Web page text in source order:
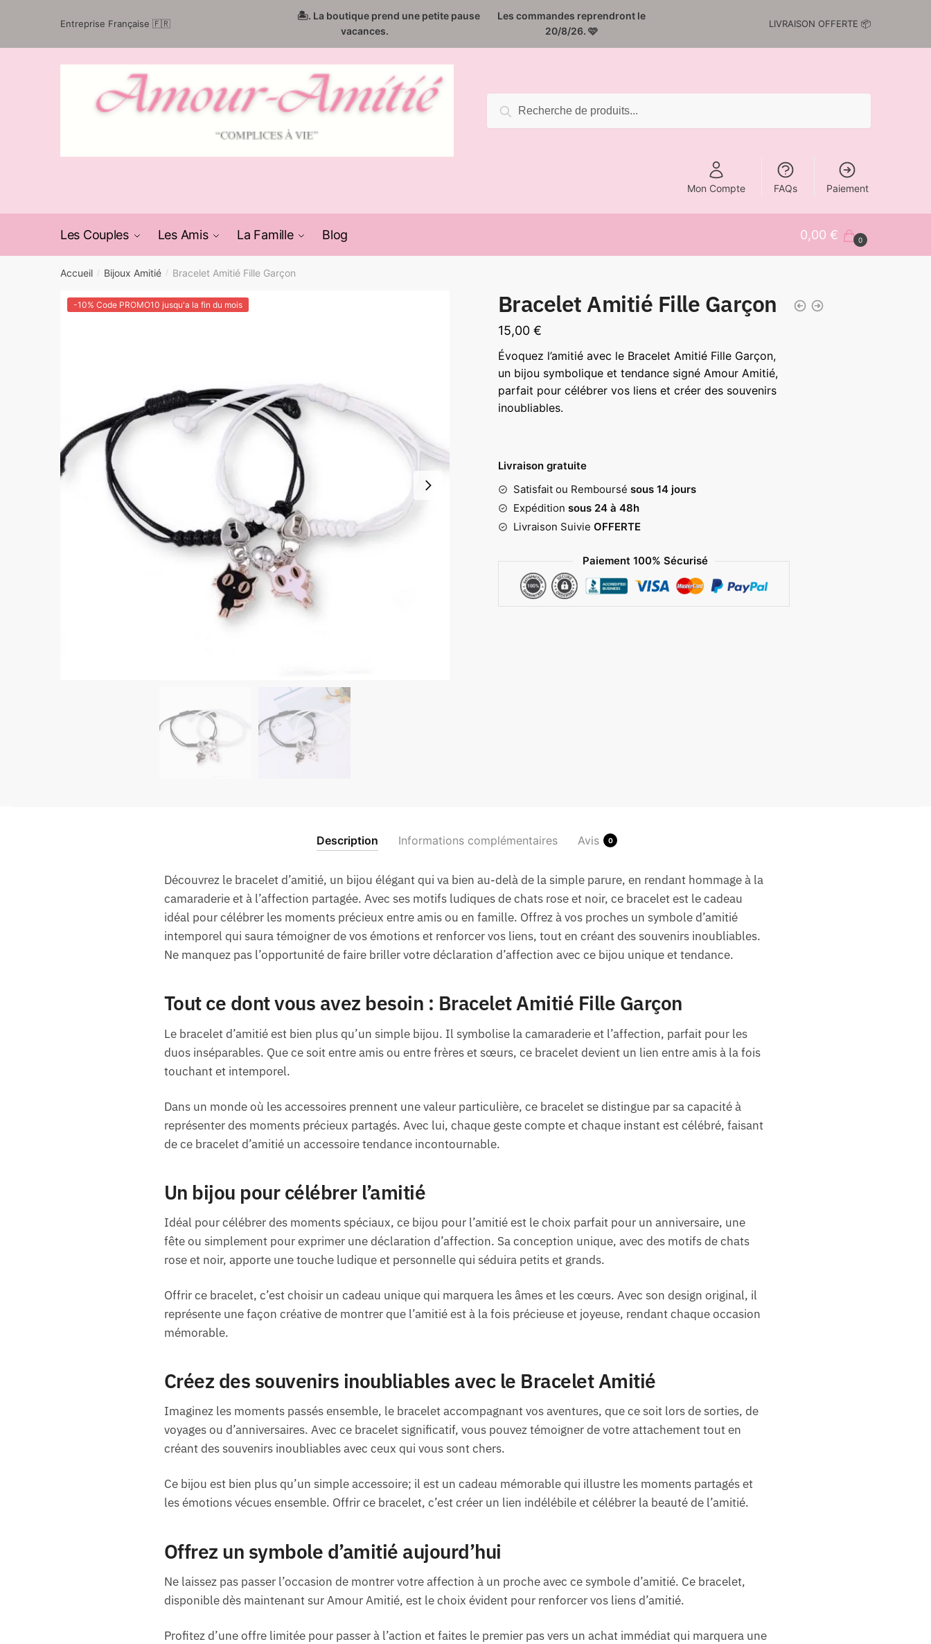
Entreprise Française 🇫🇷
🏝️. La boutique prend une petite pause
vacances.
Les commandes reprendront le
20/8/26. 🩷
LIVRAISON OFFERTE 📦
pour :
Recherche
Mon Compte FAQs Paiement
Les Couples Les Amis La Famille Blog 0,00 € 0
Accueil / Bijoux Amitié / Bracelet Amitié Fille Garçon
-10% Code PROMO10 jusqu'a la fin du mois Bracelet Amitié Fille Garçon
15,00 €
Évoquez l’amitié avec le Bracelet Amitié Fille Garçon,
un bijou symbolique et tendance signé Amour Amitié,
parfait pour célébrer vos liens et créer des souvenirs
inoubliables.
Livraison gratuite
Satisfait ou Remboursé sous 14 jours
Expédition sous 24 à 48h
Livraison Suivie OFFERTE
Paiement 100% Sécurisé
Description Informations complémentaires Avis 0
Découvrez le bracelet d’amitié, un bijou élégant qui va bien au-delà de la simple parure, en rendant hommage à la
camaraderie et à l’affection partagée. Avec ses motifs ludiques de chats rose et noir, ce bracelet est le cadeau
idéal pour célébrer les moments précieux entre amis ou en famille. Offrez à vos proches un symbole d’amitié
intemporel qui saura témoigner de vos émotions et renforcer vos liens, tout en créant des souvenirs inoubliables.
Ne manquez pas l’opportunité de faire briller votre déclaration d’affection avec ce bijou unique et tendance.
Tout ce dont vous avez besoin : Bracelet Amitié Fille Garçon
Le bracelet d’amitié est bien plus qu’un simple bijou. Il symbolise la camaraderie et l’affection, parfait pour les
duos inséparables. Que ce soit entre amis ou entre frères et sœurs, ce bracelet devient un lien entre amis à la fois
touchant et intemporel.
Dans un monde où les accessoires prennent une valeur particulière, ce bracelet se distingue par sa capacité à
représenter des moments précieux partagés. Avec lui, chaque geste compte et chaque instant est célébré, faisant
de ce bracelet d’amitié un accessoire tendance incontournable.
Un bijou pour célébrer l’amitié
Idéal pour célébrer des moments spéciaux, ce bijou pour l’amitié est le choix parfait pour un anniversaire, une
fête ou simplement pour exprimer une déclaration d’affection. Sa conception unique, avec des motifs de chats
rose et noir, apporte une touche ludique et personnelle qui séduira petits et grands.
Offrir ce bracelet, c’est choisir un cadeau unique qui marquera les âmes et les cœurs. Avec son design original, il
représente une façon créative de montrer que l’amitié est à la fois précieuse et joyeuse, rendant chaque occasion
mémorable.
Créez des souvenirs inoubliables avec le Bracelet Amitié
Imaginez les moments passés ensemble, le bracelet accompagnant vos aventures, que ce soit lors de sorties, de
voyages ou d’anniversaires. Avec ce bracelet significatif, vous pouvez témoigner de votre attachement tout en
créant des souvenirs inoubliables avec ceux qui vous sont chers.
Ce bijou est bien plus qu’un simple accessoire; il est un cadeau mémorable qui illustre les moments partagés et
les émotions vécues ensemble. Offrir ce bracelet, c’est créer un lien indélébile et célébrer la beauté de l’amitié.
Offrez un symbole d’amitié aujourd’hui
Ne laissez pas passer l’occasion de montrer votre affection à un proche avec ce symbole d’amitié. Ce bracelet,
disponible dès maintenant sur Amour Amitié, est le choix évident pour renforcer vos liens d’amitié.
Profitez d’une offre limitée pour passer à l’action et faites le premier pas vers un achat immédiat qui marquera une